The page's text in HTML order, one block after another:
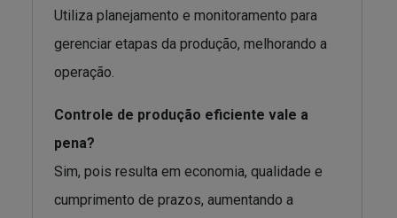
Utiliza planejamento e monitoramento para
gerenciar etapas da produção, melhorando a
operação.
Controle de produção eficiente vale a
pena?
Sim, pois resulta em economia, qualidade e
cumprimento de prazos, aumentando a